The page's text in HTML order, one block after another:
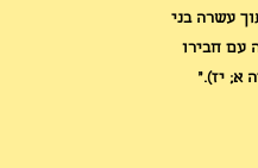
עשרה בני
עם חבירו
א; יז)."